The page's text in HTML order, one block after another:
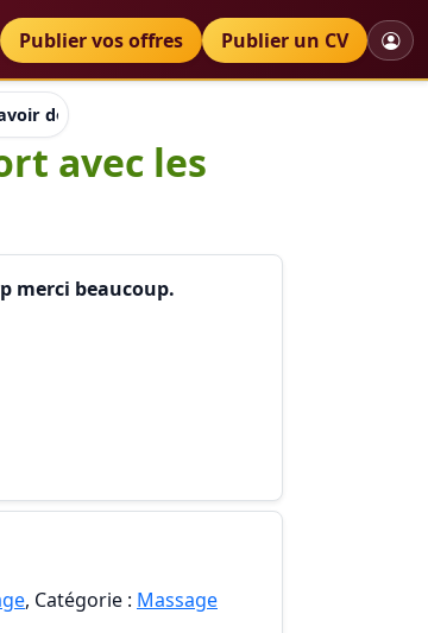
Diplômes Petites annonces
Publier vos offres Publier un CV
des informations en rapport avec les
avec les
merci beaucoup.
, Catégorie : Massage